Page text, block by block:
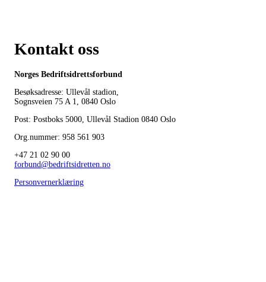
Kontakt oss
Norges Bedriftsidrettsforbund
Besøksadresse: Ullevål stadion,
Sognsveien 75 A 1, 0840 Oslo
Post: Postboks 5000, Ullevål Stadion 0840 Oslo
Org.nummer: 958 561 903
+47 21 02 90 00
forbund@bedriftsidretten.no
Personvernerklæring